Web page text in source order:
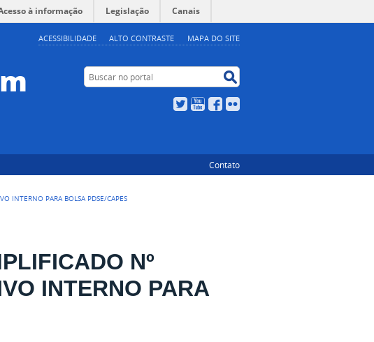
ACESSIBILIDADE ALTO CONTRASTE MAPA DO SITE
à informação Legislação Canais
Buscar no portal
TwitterYouTubeFacebook
Contato
INTERNO PARA BOLSA PDSE/CAPES
Nº
INTERNO PARA